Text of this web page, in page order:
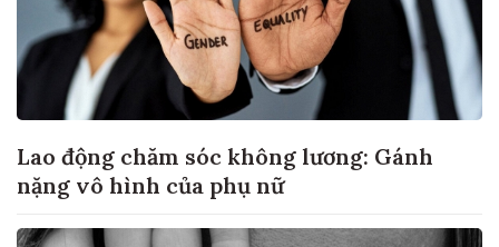
Lao động chăm sóc không lương: Gánh
nặng vô hình của phụ nữ